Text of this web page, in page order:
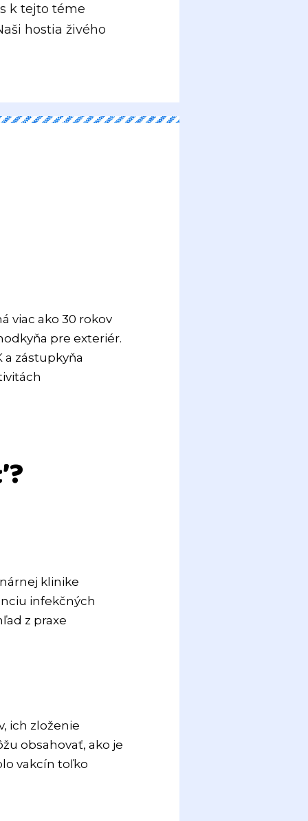
k tejto téme
hostia živého
viac ako 30 rokov
pre exteriér.
a zástupkyňa
klinike
infekčných
z praxe
ich zloženie
obsahovať, ako je
vakcín toľko